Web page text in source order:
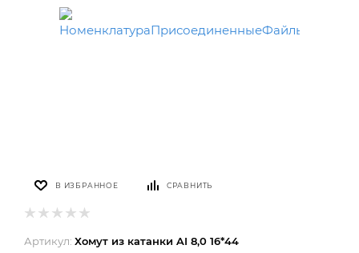
В ИЗБРАННОЕ СРАВНИТЬ
Артикул: Хомут из катанки AI 8,0 16*44